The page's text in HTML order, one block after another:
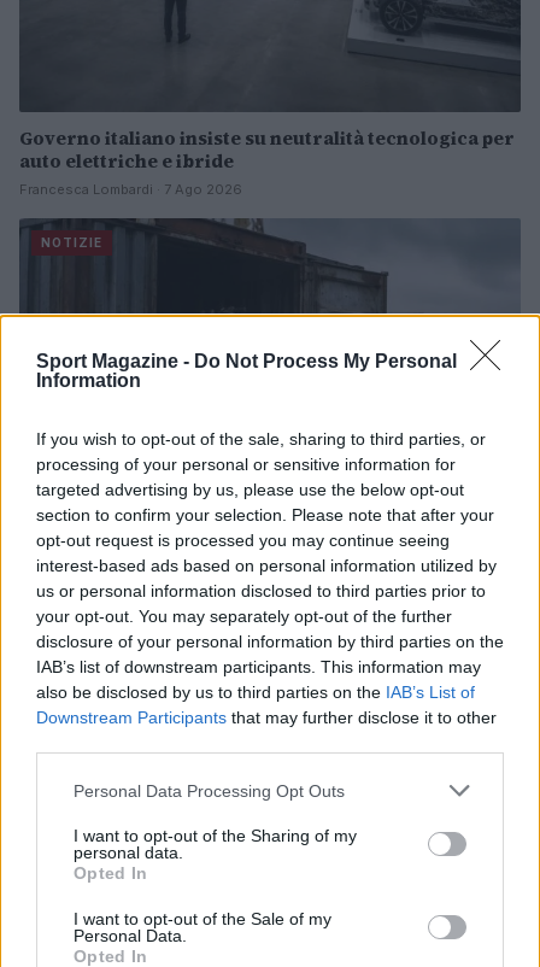
Sport Magazine - Do Not Process My Personal
Information
If you wish to opt-out of the sale, sharing to third parties, or
processing of your personal or sensitive information for
targeted advertising by us, please use the below opt-out
section to confirm your selection. Please note that after your
opt-out request is processed you may continue seeing
interest-based ads based on personal information utilized by
us or personal information disclosed to third parties prior to
your opt-out. You may separately opt-out of the further
disclosure of your personal information by third parties on the
IAB’s list of downstream participants. This information may
also be disclosed by us to third parties on the IAB’s List of
Downstream Participants that may further disclose it to other
Please note that this website/app uses one or more Google
not limited to your visit or usage behaviour. You may click to
grant or deny consent to Google and its third-party tags to
use your data for below specified purposes in below Google
consent section.
Personal Data Processing Opt Outs
I want to opt-out of the Sharing of my
personal data.
Opted In
I want to opt-out of the Sale of my
Personal Data.
Opted In
Governo italiano insiste su neutralità tecnologica per
auto elettriche e ibride
Francesca Lombardi · 7 Ago 2026
NOTIZIE
Scoperte carcasse di moto e motori in container
destinati al Senegal
Ilaria Mauri · 4 Ago 2026